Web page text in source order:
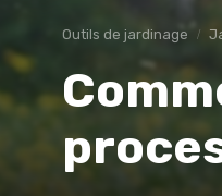
Outils de jardinage